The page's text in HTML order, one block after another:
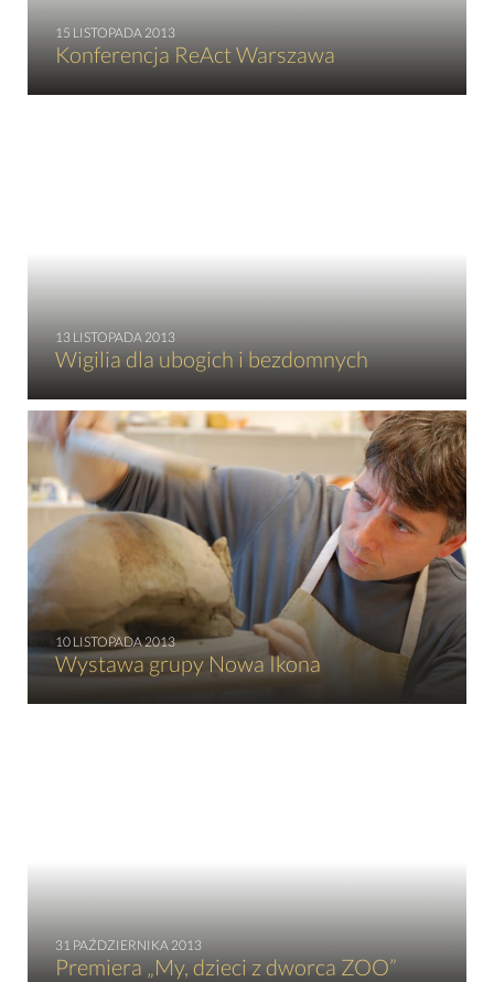
15 LISTOPADA 2013
Konferencja ReAct Warszawa
13 LISTOPADA 2013
Wigilia dla ubogich i bezdomnych
10 LISTOPADA 2013
Wystawa grupy Nowa Ikona
31 PAŹDZIERNIKA 2013
Premiera „My, dzieci z dworca ZOO”